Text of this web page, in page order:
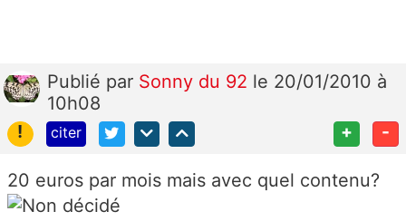
Publié par Sonny du 92 le 20/01/2010 à
10h08
!
citer + -
20 euros par mois mais avec quel contenu?